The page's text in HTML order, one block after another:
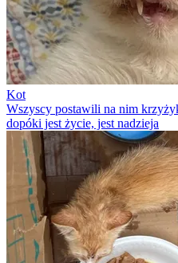
Kot
Wszyscy postawili na nim
dopóki jest życie, jest nadzieja